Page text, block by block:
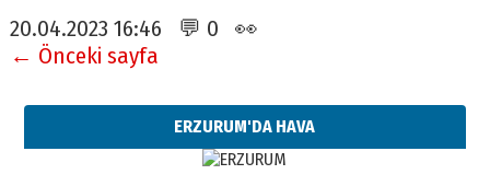
20.04.2023 16:46 💬 0 👀
← Önceki sayfa
ERZURUM'DA HAVA